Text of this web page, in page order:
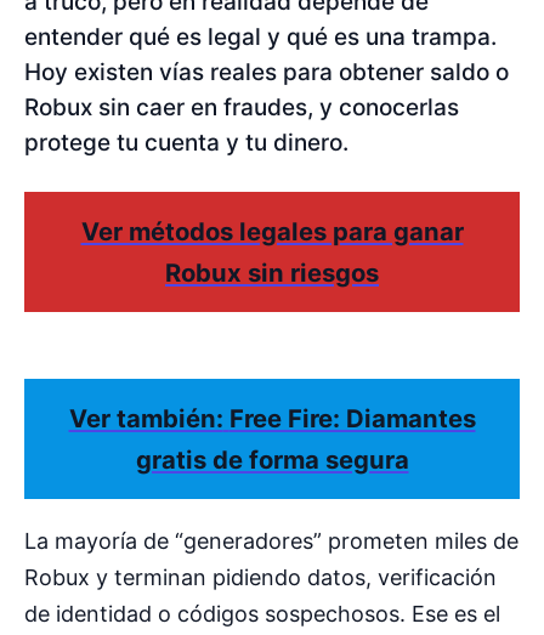
entender qué es legal y qué es una trampa.
Hoy existen vías reales para obtener saldo o
Robux sin caer en fraudes, y conocerlas
protege tu cuenta y tu dinero.
Ver métodos legales para ganar
Robux sin riesgos
Ver también: Free Fire: Diamantes
gratis de forma segura
La mayoría de “generadores” prometen miles de
Robux y terminan pidiendo datos, verificación
de identidad o códigos sospechosos. Ese es el